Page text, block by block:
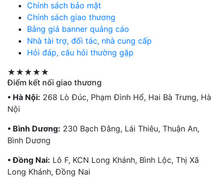
Chính sách bảo mật
Chính sách giao thương
Bảng giá banner quảng cáo
Nhà tài trợ, đối tác, nhà cung cấp
Hỏi đáp, câu hỏi thường gặp
★★★★★
Điểm kết nối giao thương
• Hà Nội: 268 Lò Đúc, Phạm Đình Hổ, Hai Bà Trưng, Hà
Nội
• Bình Dương: 230 Bạch Đằng, Lái Thiêu, Thuận An,
Bình Dương
• Đồng Nai: Lô F, KCN Long Khánh, Bình Lộc, Thị Xã
Long Khánh, Đồng Nai